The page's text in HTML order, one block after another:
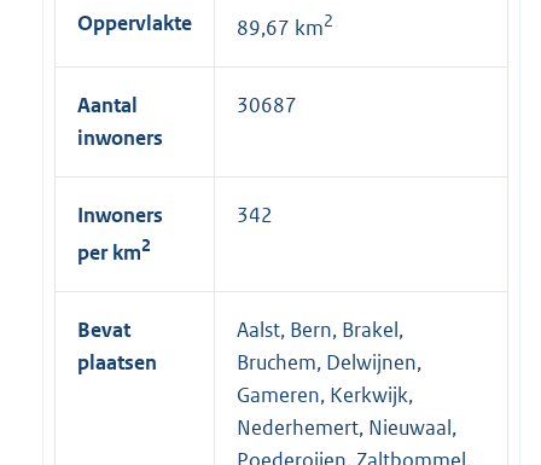
Oppervlakte 89,67 km2
Aantal
inwoners
30687
Inwoners
per km2
342
Bevat
plaatsen
Aalst, Bern, Brakel,
Bruchem, Delwijnen,
Gameren, Kerkwijk,
Nederhemert, Nieuwaal,